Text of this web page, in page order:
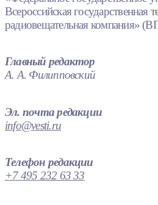
Всероссийская государственная
радиовещательная компания»
Главный редактор
А. А. Филипповский
Эл. почта редакции
info@vesti.ru
Телефон редакции
+7 495 232 63 33